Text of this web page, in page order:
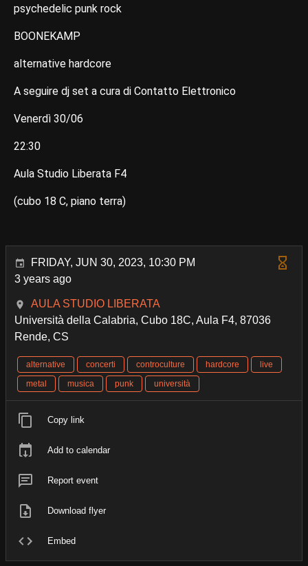
psychedelic punk rock
BOONEKAMP
alternative hardcore
A seguire dj set a cura di Contatto Elettronico
Venerdì 30/06
22:30
Aula Studio Liberata F4
(cubo 18 C, piano terra)
FRIDAY, JUN 30, 2023, 10:30 PM
3 years ago
AULA STUDIO LIBERATA
Università della Calabria, Cubo 18C, Aula F4, 87036
Rende, CS
alternative concerti controculture hardcore
live
metal
musica punk università
Copy link
Add to calendar
Report event
Download flyer
Embed